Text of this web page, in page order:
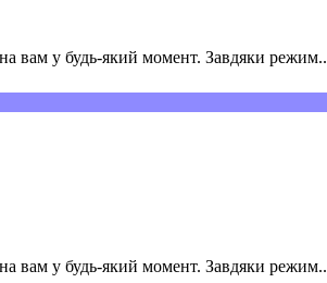
вам у будь-який момент. Завдяки режим..
вам у будь-який момент. Завдяки режим..